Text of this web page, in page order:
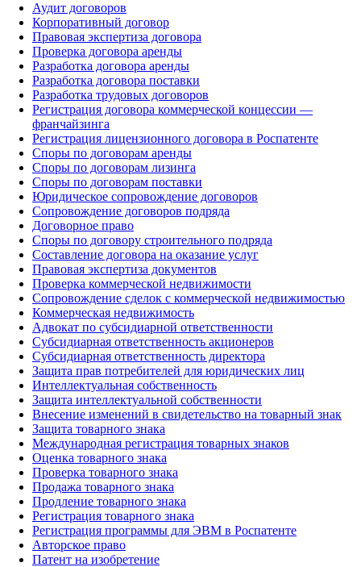
Аудит договоров
Корпоративный договор
Правовая экспертиза договора
Проверка договора аренды
Разработка договора аренды
Разработка договора поставки
Разработка трудовых договоров
Регистрация договора коммерческой концессии —
франчайзинга
Регистрация лицензионного договора в Роспатенте
Споры по договорам аренды
Споры по договорам лизинга
Споры по договорам поставки
Юридическое сопровождение договоров
Сопровождение договоров подряда
Договорное право
Споры по договору строительного подряда
Составление договора на оказание услуг
Правовая экспертиза документов
Проверка коммерческой недвижимости
Сопровождение сделок с коммерческой недвижимостью
Коммерческая недвижимость
Адвокат по субсидиарной ответственности
Субсидиарная ответственность акционеров
Субсидиарная ответственность директора
Защита прав потребителей для юридических лиц
Интеллектуальная собственность
Защита интеллектуальной собственности
Внесение изменений в свидетельство на товарный знак
Защита товарного знака
Международная регистрация товарных знаков
Оценка товарного знака
Проверка товарного знака
Продажа товарного знака
Продление товарного знака
Регистрация товарного знака
Регистрация программы для ЭВМ в Роспатенте
Авторское право
Патент на изобретение